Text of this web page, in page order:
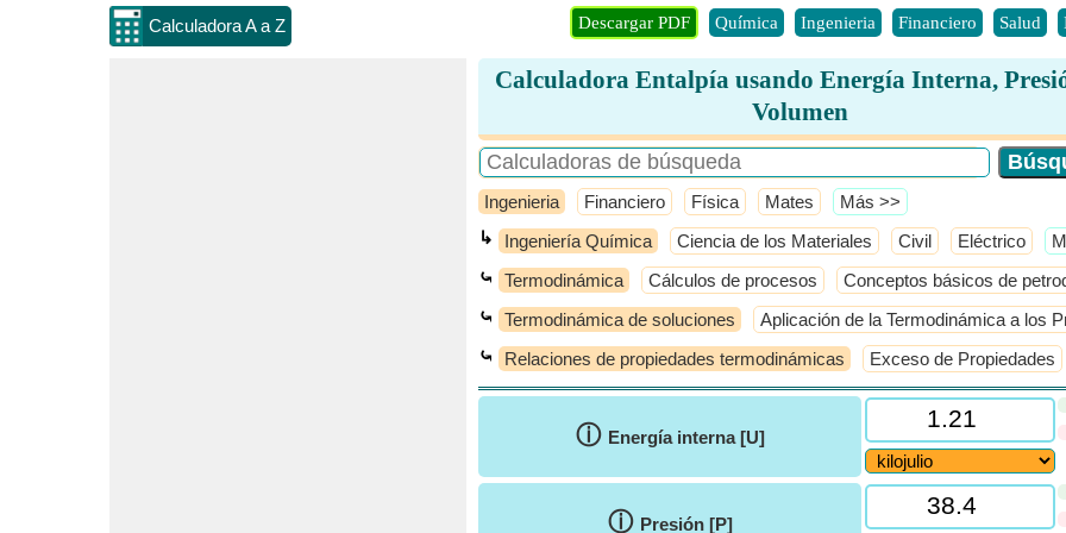
Calculadora A a Z Descargar PDF Química Ingenieria Financiero Salud
Calculadora Entalpía usando Energía Interna,
Volumen
Ingenieria Financiero Física Mates ​Más >>
↳ Ingeniería Química Ciencia de los Materiales Civil Eléctrico
⤿ Termodinámica Cálculos de procesos Conceptos básicos de
⤿ Termodinámica de soluciones Aplicación de la Termodinámica a los
⤿ Relaciones de propiedades termodinámicas Exceso de Propiedades
ⓘ Energía interna [U]
ⓘ Presión [P]